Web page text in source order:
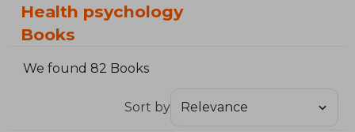
Health psychology
Books
We found 82 Books
Sort by